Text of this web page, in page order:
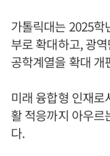
가톨릭대는 2025학
부로 확대하고, 광
공학계열을 확대
미래 융합형 인재로
활 적응까지 아우르
다.